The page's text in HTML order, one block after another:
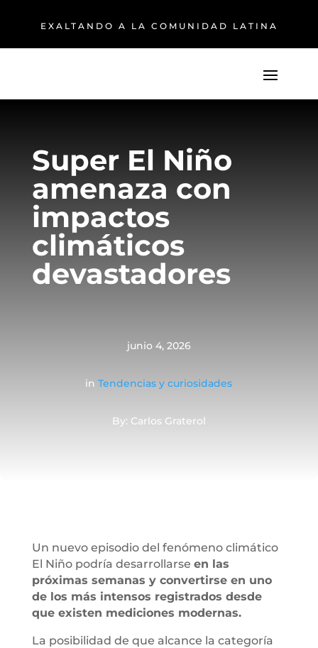
EXALTANDO A LA COMUNIDAD LATINA
Super El Niño
amenaza con
impactos
climáticos
devastadores
junio 4, 2026
inTendencias y curiosidades
By: Carlos Graterol
Un nuevo episodio del fenómeno climático
El Niño podría desarrollarse en las
próximas semanas y convertirse en uno
de los más intensos registrados desde
que existen mediciones modernas.
La posibilidad de que alcance la categoría